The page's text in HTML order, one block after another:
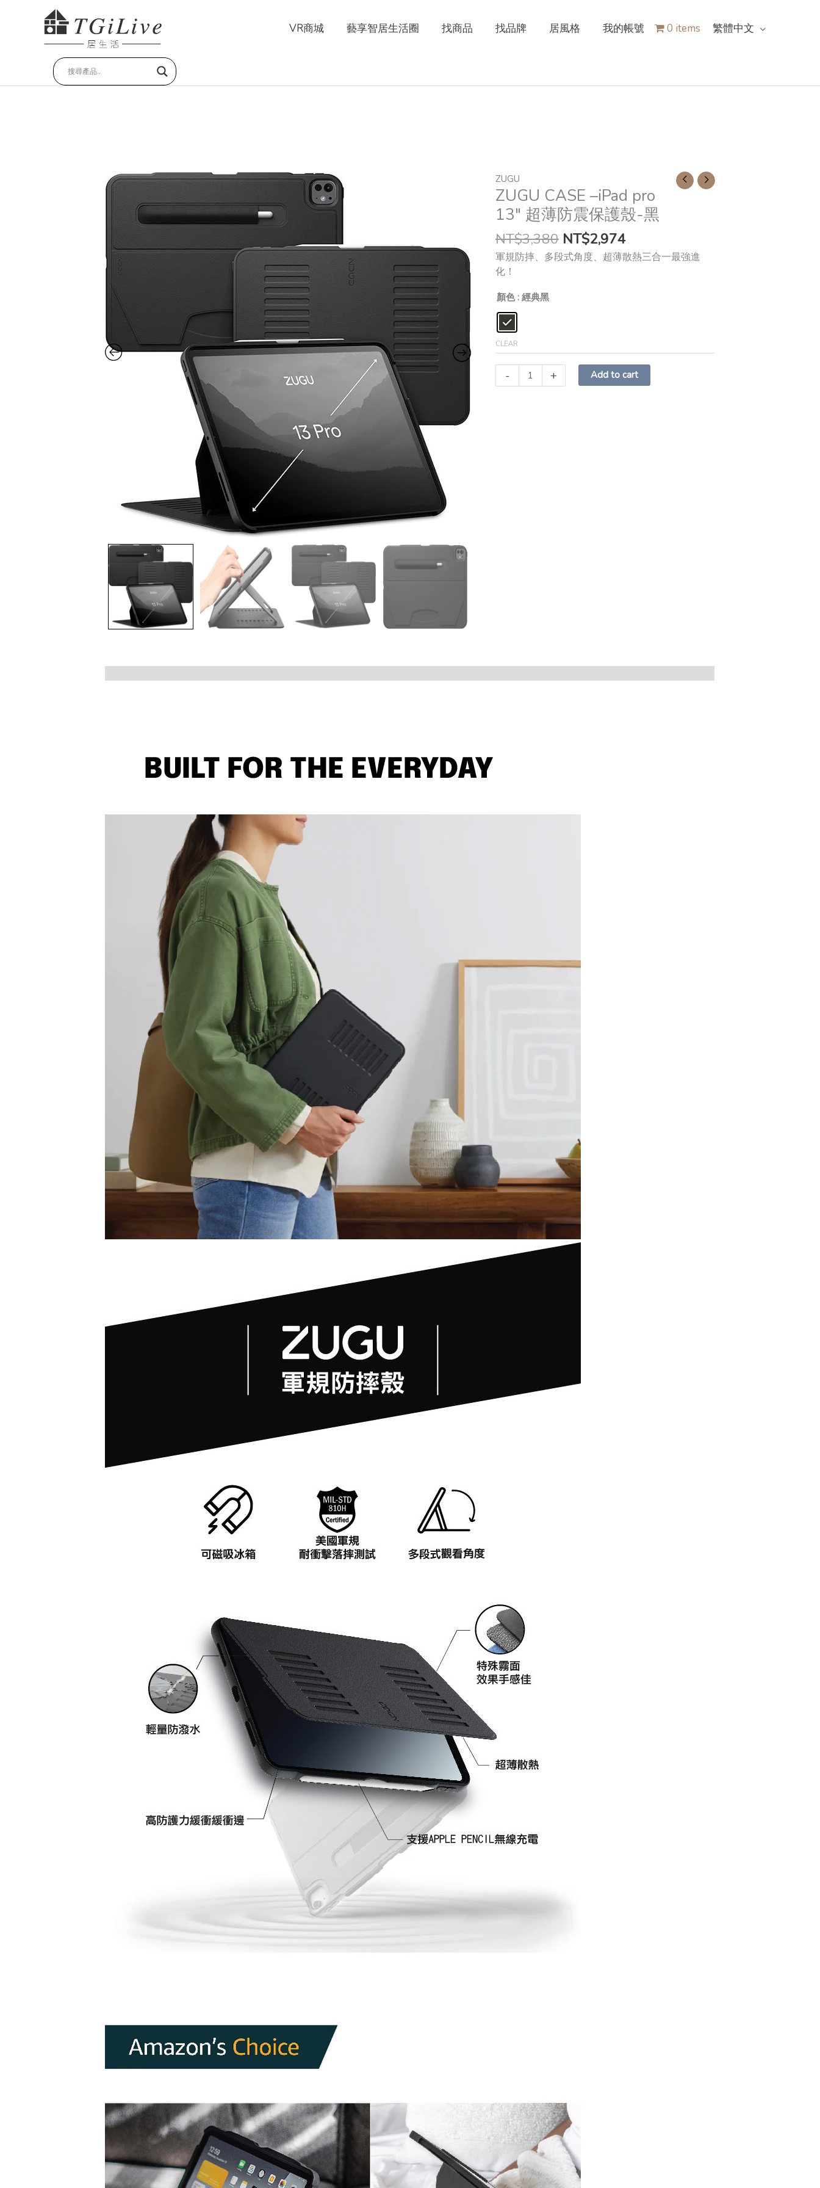
VR商城 藝享智居生活圈 找商品 找品牌 居風格 我的帳號 0 items 繁體中文
ZUGU
ZUGU CASE –iPad pro
13″ 超薄防震保護殼-黑
NT$3,380 NT$2,974
軍規防摔、多段式角度、超薄散熱三合一最強進
化！
顏色 : 經典黑
CLEAR
-
ZUGU
CASE
–
iPad
pro
13"
超
防
震
保
護
殼-
黑
quantity
+ Add to cart